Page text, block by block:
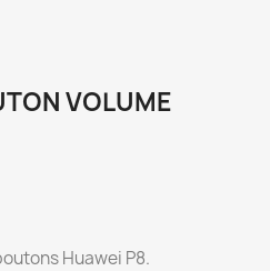
VOLUME
Huawei P8.